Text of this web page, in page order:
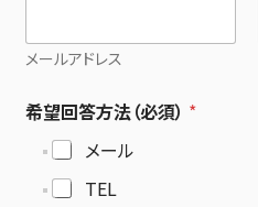
メールアドレス
希望回答方法（必須） *
メール
TEL